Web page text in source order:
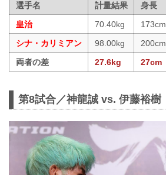
選手名 計量結果 身長
皇治
70.40kg 173cm
シナ・カリミアン
98.00kg 200cm
両者の差
27.6kg 27cm
第8試合／神龍誠 vs. 伊藤裕樹